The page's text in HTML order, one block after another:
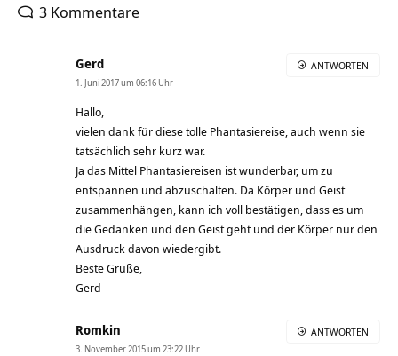
3 Kommentare
Gerd
1. Juni 2017 um 06:16 Uhr
Hallo,
vielen dank für diese tolle Phantasiereise, auch wenn sie
tatsächlich sehr kurz war.
Ja das Mittel Phantasiereisen ist wunderbar, um zu
entspannen und abzuschalten. Da Körper und Geist
zusammenhängen, kann ich voll bestätigen, dass es um
die Gedanken und den Geist geht und der Körper nur den
Ausdruck davon wiedergibt.
Beste Grüße,
Gerd
ANTWORTEN
Romkin
3. November 2015 um 23:22 Uhr
ANTWORTEN